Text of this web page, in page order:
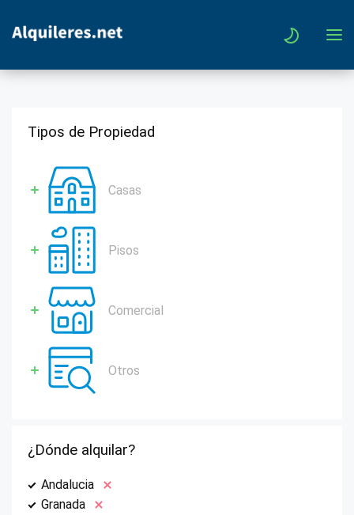
Tipos de Propiedad
Casas
Pisos
Comercial
Otros
¿Dónde alquilar?
Andalucia
Granada